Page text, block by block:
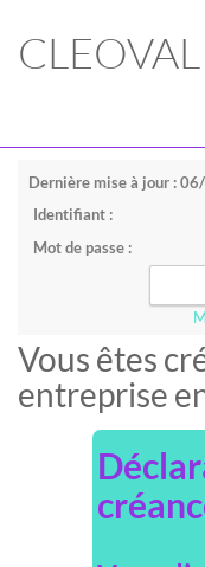
CLEOVAL
Dernière mise à jour :
Identifiant :
Mot de passe :
Vous êtes
entreprise